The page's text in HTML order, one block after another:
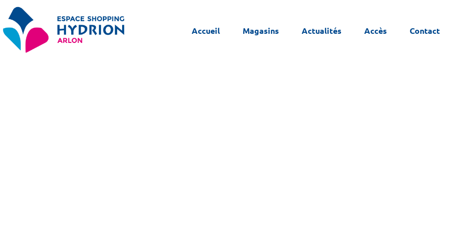
Accueil Magasins Actualités Accès Contact